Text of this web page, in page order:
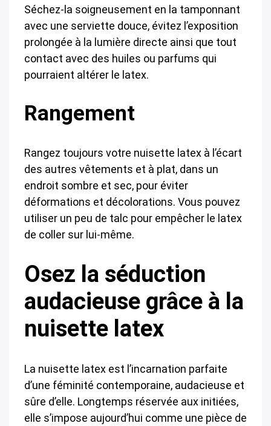
Séchez-la soigneusement en la tamponnant
avec une serviette douce, évitez l’exposition
prolongée à la lumière directe ainsi que tout
contact avec des huiles ou parfums qui
pourraient altérer le latex.
Rangement
Rangez toujours votre nuisette latex à l’écart
des autres vêtements et à plat, dans un
endroit sombre et sec, pour éviter
déformations et décolorations. Vous pouvez
utiliser un peu de talc pour empêcher le latex
de coller sur lui-même.
Osez la séduction
audacieuse grâce à la
nuisette latex
La nuisette latex est l’incarnation parfaite
d’une féminité contemporaine, audacieuse et
sûre d’elle. Longtemps réservée aux initiées,
elle s’impose aujourd’hui comme une pièce de